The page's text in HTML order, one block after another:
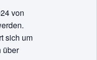
von
sich um
über